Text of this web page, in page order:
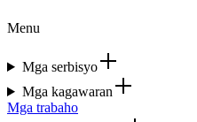
Menu
Mga serbisyo
Mga kagawaran
Mga trabaho